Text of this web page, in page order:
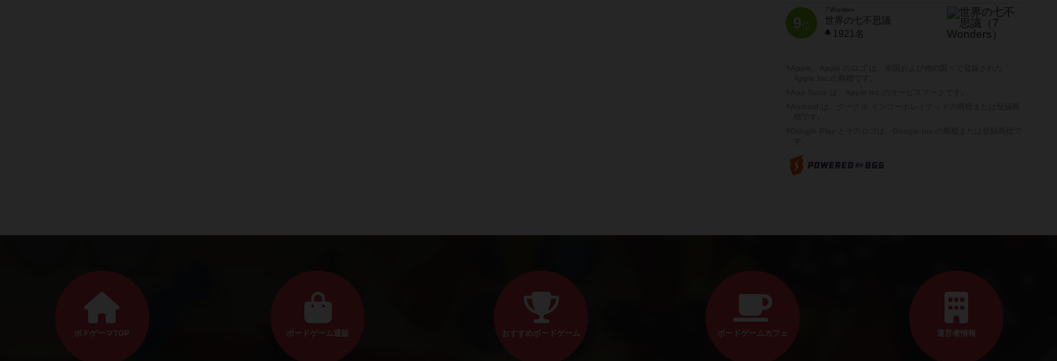
9位
7 Wonders
世界の七不思議
1921名
ボドゲーマTOP ボードゲーム通販 おすすめボードゲーム ボードゲームカフェ 運営者情報